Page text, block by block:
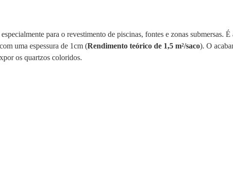
para o revestimento de piscinas, fontes e zonas submersas.
uma espessura de 1cm (Rendimento teórico de 1,5 m²/saco). O
os quartzos coloridos.